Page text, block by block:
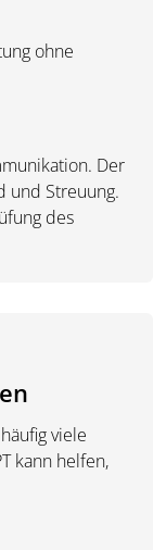
ohne
Der
und Streuung.
des
viele
kann helfen,